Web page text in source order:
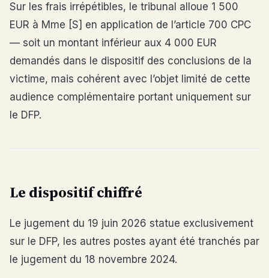
Sur les frais irrépétibles, le tribunal alloue 1 500
EUR à Mme [S] en application de l’article 700 CPC
— soit un montant inférieur aux 4 000 EUR
demandés dans le dispositif des conclusions de la
victime, mais cohérent avec l’objet limité de cette
audience complémentaire portant uniquement sur
le DFP.
Le dispositif chiffré
Le jugement du 19 juin 2026 statue exclusivement
sur le DFP, les autres postes ayant été tranchés par
le jugement du 18 novembre 2024.